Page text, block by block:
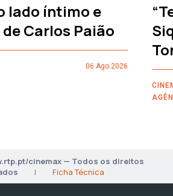
lado íntimo e
Carlos Paião
06 Ago 2026
cinemax — Todos os direitos
| Ficha Técnica